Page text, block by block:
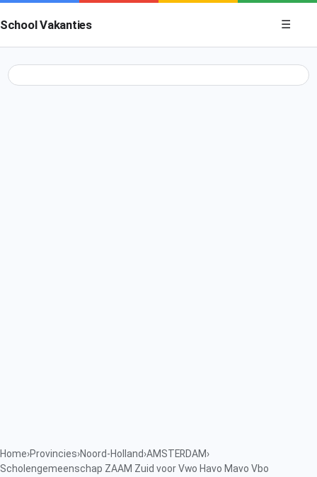
School Vakanties
Menu
☰
Home›Provincies›Noord-Holland›AMSTERDAM›
Scholengemeenschap ZAAM Zuid voor Vwo Havo Mavo Vbo